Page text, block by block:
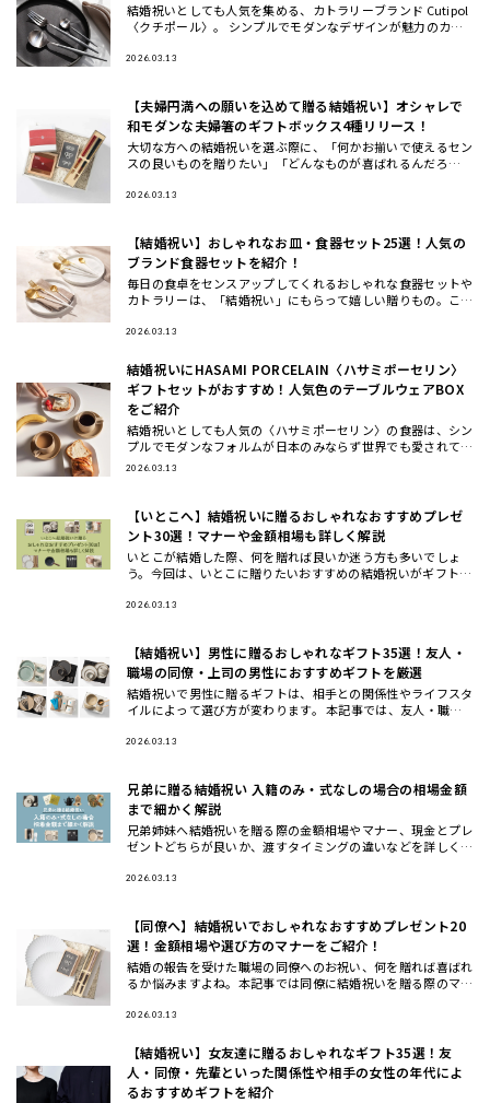
結婚祝いとしても人気を集める、カトラリーブランド Cutipol
〈クチポール〉。 シンプルでモダンなデザインが魅力のカト
話
2026.03.13
【夫婦円満への願いを込めて贈る結婚祝い】オシャレで
和モダンな夫婦箸のギフトボックス4種リリース！
大切な方への結婚祝いを選ぶ際に、「何かお揃いで使えるセン
スの良いものを贈りたい」「どんなものが喜ばれるんだろ
OP
2026.03.13
【結婚祝い】おしゃれなお皿・食器セット25選！人気の
ブランド食器セットを紹介！
毎日の食卓をセンスアップしてくれるおしゃれな食器セットや
カトラリーは、「結婚祝い」にもらって嬉しい贈りもの。ここ
って嬉しいテ
2026.03.13
結婚祝いにHASAMI PORCELAIN〈ハサミポーセリン〉
ギフトセットがおすすめ！人気色のテーブルウェアBOX
をご紹介
結婚祝いとしても人気の〈ハサミポーセリン〉の食器は、シン
プルでモダンなフォルムが日本のみならず世界でも愛されてお
り今、注目のテーブルウェアブランド。今回は、波佐見焼の伝
2026.03.13
【いとこへ】結婚祝いに贈るおしゃれなおすすめプレゼ
ント30選！マナーや金額相場も詳しく解説
いとこが結婚した際、何を贈れば良いか迷う方も多いでしょ
う。今回は、いとこに贈りたいおすすめの結婚祝いがギフトの
す。おしゃれで洗
2026.03.13
【結婚祝い】男性に贈るおしゃれなギフト35選！友人・
職場の同僚・上司の男性におすすめギフトを厳選
結婚祝いで男性に贈るギフトは、相手との関係性やライフスタ
イルによって選び方が変わります。 本記事では、友人・職場
代・30代・4
2026.03.13
兄弟に贈る結婚祝い 入籍のみ・式なしの場合の相場金額
まで細かく解説
兄弟姉妹へ結婚祝いを贈る際の金額相場やマナー、現金とプレ
ゼントどちらが良いか、渡すタイミングの違いなどを詳しく解
いギフトの選
2026.03.13
【同僚へ】結婚祝いでおしゃれなおすすめプレゼント20
選！金額相場や選び方のマナーをご紹介！
結婚の報告を受けた職場の同僚へのお祝い、何を贈れば喜ばれ
るか悩みますよね。本記事では同僚に結婚祝いを贈る際のマナ
ゼント20選
2026.03.13
【結婚祝い】女友達に贈るおしゃれなギフト35選！友
人・同僚・先輩といった関係性や相手の女性の年代によ
るおすすめギフトを紹介